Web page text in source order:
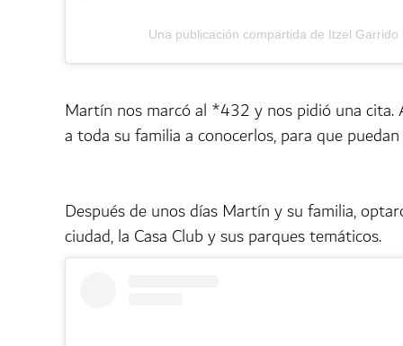
Una publicación compartida de Itzel Garrido
Martín nos marcó al *432 y nos pidió una cita.
a toda su familia a conocerlos, para que
Después de unos días Martín y su familia,
ciudad, la Casa Club y sus parques temáticos.